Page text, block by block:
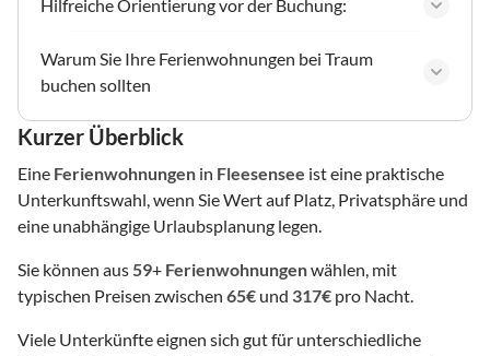
Hilfreiche Orientierung vor der Buchung:
Warum Sie Ihre Ferienwohnungen bei Traum
buchen sollten
Kurzer Überblick
Eine Ferienwohnungen in Fleesensee ist eine praktische
Unterkunftswahl, wenn Sie Wert auf Platz, Privatsphäre und
eine unabhängige Urlaubsplanung legen.
Sie können aus59+ Ferienwohnungenwählen, mit
typischen Preisen zwischen 65€ und 317€ pro Nacht.
Viele Unterkünfte eignen sich gut für unterschiedliche